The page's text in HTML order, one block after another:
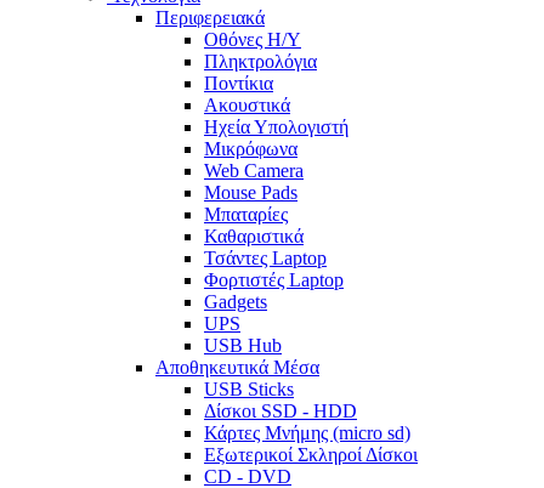
Περιφερειακά
Οθόνες Η/Υ
Πληκτρολόγια
Ποντίκια
Ακουστικά
Ηχεία Υπολογιστή
Μικρόφωνα
Web Camera
Mouse Pads
Μπαταρίες
Καθαριστικά
Τσάντες Laptop
Φορτιστές Laptop
Gadgets
UPS
USB Hub
Αποθηκευτικά Μέσα
USB Sticks
Δίσκοι SSD - HDD
Κάρτες Μνήμης (micro sd)
Εξωτερικοί Σκληροί Δίσκοι
CD - DVD